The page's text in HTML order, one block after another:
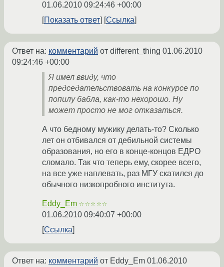
01.06.2010 09:24:46 +00:00
Показать ответ
Ссылка
Ответ на: комментарий от different_thing 01.06.2010
09:24:46 +00:00
Я имел ввиду, что
председательствовать на конкурсе по
попилу бабла, как-то нехорошо. Ну
может просто не мог отказаться.
А что бедному мужику делать-то? Сколько
лет он отбивался от дебильной системы
образования, но его в конце-концов ЕДРО
сломало. Так что теперь ему, скорее всего,
на все уже наплевать, раз МГУ скатился до
обычного низкопробного института.
Eddy_Em ☆☆☆☆☆
01.06.2010 09:40:07 +00:00
Ссылка
Ответ на: комментарий от Eddy_Em 01.06.2010